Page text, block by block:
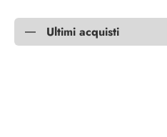
Ultimi acquisti